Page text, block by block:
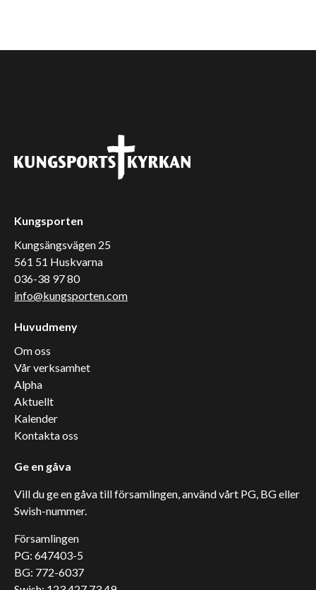
Kungsporten
Kungsängsvägen 25
561 51 Huskvarna
036-38 97 80
info@kungsporten.com
Huvudmeny
Om oss
Vår verksamhet
Alpha
Aktuellt
Kalender
Kontakta oss
Ge en gåva
Vill du ge en gåva till församlingen, använd vårt PG, BG eller
Swish-nummer.
Församlingen
PG: 647403-5
BG: 772-6037